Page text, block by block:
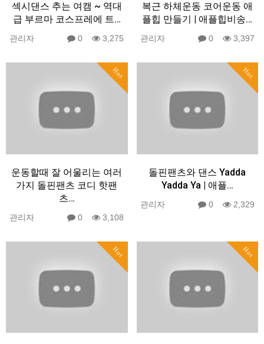
섹시댄스 추는 여캠 ~ 역대
급 부르마 코스프레에 트…
관리자 0 3,275
복근 하체운동 코어운동 애
플힙 만들기 | 애플힙비송…
관리자 0 3,397
Hot
운동할때 잘 어울리는 여러
가지 돌핀팬츠 코디 핫팬
츠…
관리자 0 3,108
Hot
돌핀팬츠와 댄스 Yadda
Yadda Ya | 애플…
관리자 0 2,329
Hot Hot